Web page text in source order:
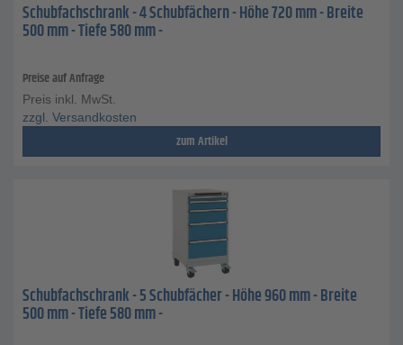
Schubfachschrank - 4 Schubfächern - Höhe 720 mm - Breite
500 mm - Tiefe 580 mm -
Preise auf Anfrage
Preis inkl. MwSt.
zzgl. Versandkosten
zum Artikel
Schubfachschrank - 5 Schubfächer - Höhe 960 mm - Breite
500 mm - Tiefe 580 mm -